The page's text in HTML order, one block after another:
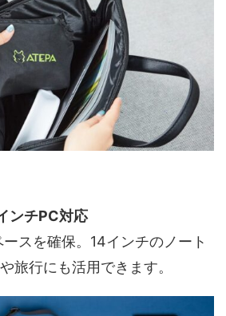
ンチPC対応
スを確保。14インチのノート
旅行にも活用できます。